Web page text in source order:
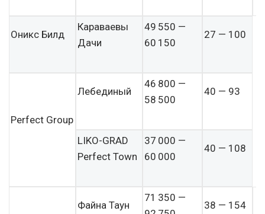
Оникс Билд
Караваевы
Дачи
49 550 —
60 150
27 — 100
Perfect Group
Лебединый
46 800 —
58 500
40 — 93
LIKO-GRAD
Perfect Town
37 000 —
60 000
40 — 108
Файна Таун
71 350 —
38 — 154